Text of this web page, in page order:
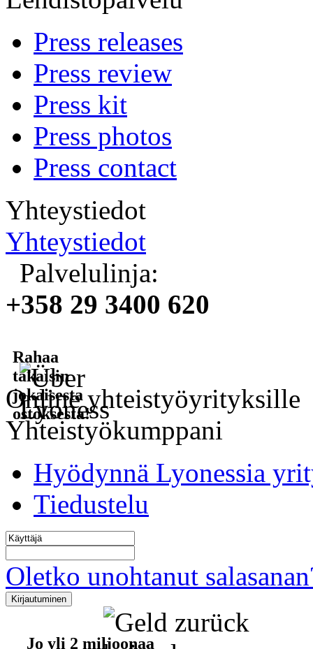
Press releases
Press review
Press kit
Press photos
Press contact
Yhteystiedot
Yhteystiedot
Palvelulinja:
+358 29 3400 620
Rahaa
takaisin
jokaisesta
ostoksesta!
Online yhteistyöyrityksille
Yhteistyökumppani
Hyödynnä Lyonessia
Tiedustelu
Oletko unohtanut
Jo yli 2 miljoonaa